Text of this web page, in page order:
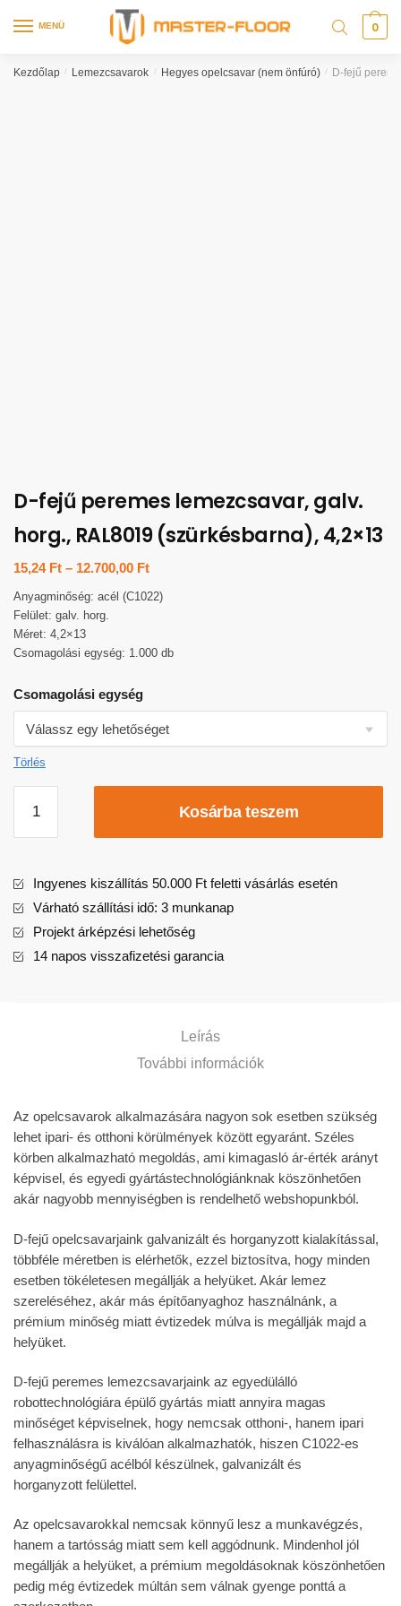
MENÜ 0
Kezdőlap / Lemezcsavarok / Hegyes opelcsavar (nem önfúró) / D-fejű
D-fejű peremes lemezcsavar, galv.
horg., RAL8019 (szürkésbarna), 4,2×13
15,24 Ft – 12.700,00 Ft
Anyagminőség: acél (C1022)
Felület: galv. horg.
Méret: 4,2×13
Csomagolási egység: 1.000 db
Csomagolási egység
Törlés
Kosárba teszem
Ingyenes kiszállítás 50.000 Ft feletti vásárlás esetén
Várható szállítási idő: 3 munkanap
Projekt árképzési lehetőség
14 napos visszafizetési garancia
Leírás
További információk
Az opelcsavarok alkalmazására nagyon sok esetben szükség
lehet ipari- és otthoni körülmények között egyaránt. Széles
körben alkalmazható megoldás, ami kimagasló ár-érték arányt
képvisel, és egyedi gyártástechnológiánknak köszönhetően
akár nagyobb mennyiségben is rendelhető webshopunkból.
D-fejű opelcsavarjaink galvanizált és horganyzott kialakítással,
többféle méretben is elérhetők, ezzel biztosítva, hogy minden
esetben tökéletesen megállják a helyüket. Akár lemez
szereléséhez, akár más építőanyaghoz használnánk, a
prémium minőség miatt évtizedek múlva is megállják majd a
helyüket.
D-fejű peremes lemezcsavarjaink az egyedülálló
robottechnológiára épülő gyártás miatt annyira magas
minőséget képviselnek, hogy nemcsak otthoni-, hanem ipari
felhasználásra is kiválóan alkalmazhatók, hiszen C1022-es
anyagminőségű acélból készülnek, galvanizált és
horganyzott felülettel.
Az opelcsavarokkal nemcsak könnyű lesz a munkavégzés,
hanem a tartósság miatt sem kell aggódnunk. Mindenhol jól
megállják a helyüket, a prémium megoldásoknak köszönhetően
pedig még évtizedek múltán sem válnak gyenge ponttá a